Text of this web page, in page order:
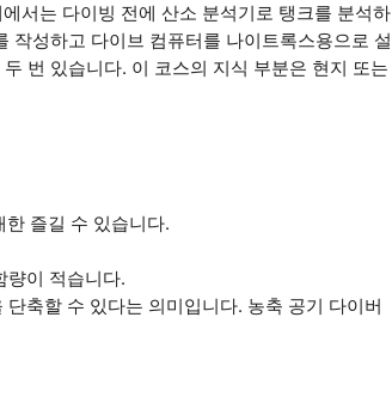
서는 다이빙 전에 산소 분석기로 탱크를 분석하
작성하고 다이브 컴퓨터를 나이트록스용으로 설
번 있습니다. 이 코스의 지식 부분은 현지 또는
즐길 수 있습니다.
량이 적습니다.
축할 수 있다는 의미입니다. 농축 공기 다이버